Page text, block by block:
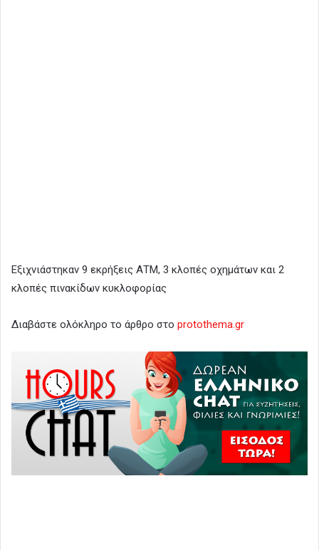
Εξιχνιάστηκαν 9 εκρήξεις ΑΤΜ, 3 κλοπές οχημάτων και 2
κλοπές πινακίδων κυκλοφορίας
Διαβάστε ολόκληρο το άρθρο στο protothema.gr